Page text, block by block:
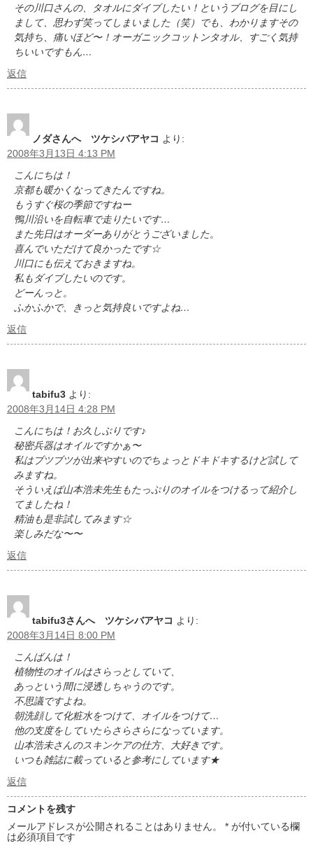
その川口さんの、タオルにダイブしたい！というブログを目にし
まして、思わず笑ってしまいました（笑）でも、わかりますその
気持ち、痛いほど〜！オーガニックコットンタオル、すごく気持
ちいいですもん…
返信
ノダさんへ ツケシバアヤコ より:
2008年3月13日 4:13 PM
こんにちは！
京都も暖かくなってきたんですね。
もうすぐ桜の季節ですねー
鴨川沿いを自転車で走りたいです…
また先日はオーダーありがとうございました。
喜んでいただけて良かったです☆
川口にも伝えておきますね。
私もダイブしたいのです。
どーんっと。
ふかふかで、きっと気持良いですよね…
返信
tabifu3 より:
2008年3月14日 4:28 PM
こんにちは！お久しぶりです♪
秘密兵器はオイルですかぁ〜
私はブツブツが出来やすいのでちょっとドキドキするけど試して
みますね。
そういえば山本浩未先生もたっぷりのオイルをつけるって紹介し
てましたね！
精油も是非試してみます☆
楽しみだな〜〜
返信
tabifu3さんへ ツケシバアヤコ より:
2008年3月14日 8:00 PM
こんばんは！
植物性のオイルはさらっとしていて、
あっという間に浸透しちゃうのです。
不思議ですよね。
朝洗顔して化粧水をつけて、オイルをつけて…
他の支度をしていたらさらさらになっています。
山本浩未さんのスキンケアの仕方、大好きです。
いつも雑誌に載っていると参考にしています★
返信
コメントを残す
メールアドレスが公開されることはありません。
* が付いている欄
は必須項目です